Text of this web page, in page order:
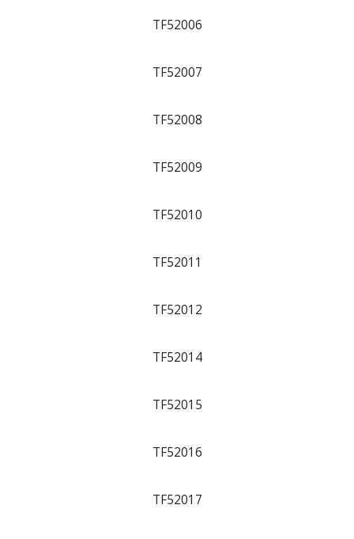
TF52006
TF52007
TF52008
TF52009
TF52010
TF52011
TF52012
TF52014
TF52015
TF52016
TF52017